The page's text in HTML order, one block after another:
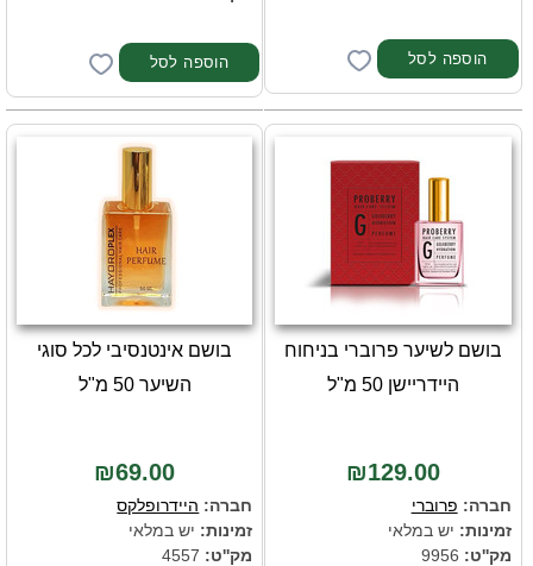
בושם לשיער פרוברי בניחוח
היידריישן 50 מ"ל
₪129.00
חברה: פרוברי
זמינות: יש במלאי
מק''ט:
בושם אינטנסיבי לכל סוגי
השיער 50 מ"ל
₪69.00
חברה: היידרופלקס
זמינות: יש במלאי
מק''ט: